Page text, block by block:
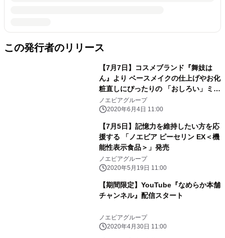
この発行者のリリース
【7月7日】コスメブランド『舞妓は
ん』より ベースメイクの仕上げやお化
粧直しにぴったりの 「おしろい」ミニ
サイズを限定発売
ノエビアグループ
2020年6月4日 11:00
【7月5日】記憶力を維持したい方を応
援する 「ノエビア ピーセリン EX＜機
能性表示食品＞」発売
ノエビアグループ
2020年5月19日 11:00
【期間限定】YouTube『なめらか本舗
チャンネル』配信スタート
ノエビアグループ
2020年4月30日 11:00